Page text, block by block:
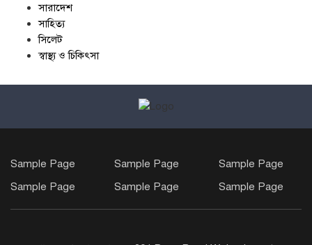
সারাদেশ
সাহিত্য
সিলেট
স্বাস্থ্য ও চিকিৎসা
Sample Page Sample Page
Sample Page
Sample Page
Sample Page Sample Page